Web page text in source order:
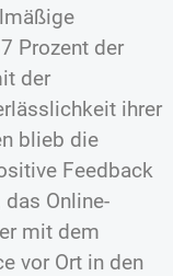
Prozent der
der
ihrer
blieb die
Feedback
das Online-
mit dem
vor Ort in den